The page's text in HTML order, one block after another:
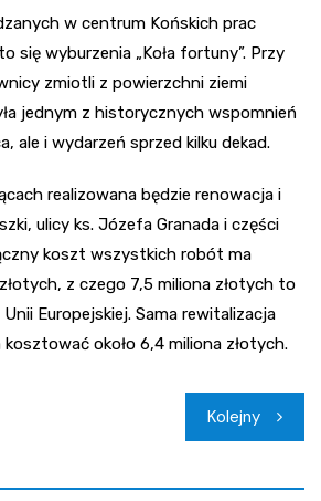
w centrum Końskich prac
się wyburzenia „Koła fortuny”. Przy
zmiotli z powierzchni ziemi
jednym z historycznych wspomnień
ale i wydarzeń sprzed kilku dekad.
realizowana będzie renowacja i
ulicy ks. Józefa Granada i części
koszt wszystkich robót ma
z czego 7,5 miliona złotych to
Europejskiej. Sama rewitalizacja
kosztować około 6,4 miliona złotych.
Kolejny